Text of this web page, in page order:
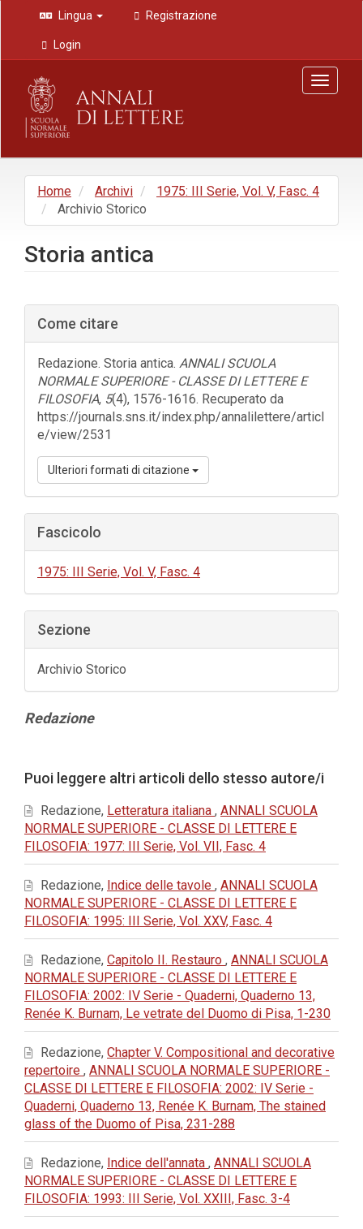
Navigazione
principale
Contenuto
principale
Barra
laterale
Lingua Registrazione
Login
Toggle
Home Archivi
1975: III Serie, Vol. V, Fasc. 4
Archivio Storico
Storia antica
Barra
laterale
dell'articolo
Come citare
Redazione. Storia antica. ANNALI SCUOLA
NORMALE SUPERIORE - CLASSE DI LETTERE E
FILOSOFIA, 5(4), 1576-1616. Recuperato da
https://journals.sns.it/index.php/annalilettere/articl
e/view/2531
Ulteriori formati di citazione
Fascicolo
1975: III Serie, Vol. V, Fasc. 4
Sezione
Archivio Storico
Contenuto
Redazione
dell'articolo
Puoi leggere altri articoli dello stesso autore/i
Redazione, Letteratura italiana , ANNALI SCUOLA
NORMALE SUPERIORE - CLASSE DI LETTERE E
FILOSOFIA: 1977: III Serie, Vol. VII, Fasc. 4
Redazione, Indice delle tavole , ANNALI SCUOLA
NORMALE SUPERIORE - CLASSE DI LETTERE E
FILOSOFIA: 1995: III Serie, Vol. XXV, Fasc. 4
Redazione, Capitolo II. Restauro , ANNALI SCUOLA
NORMALE SUPERIORE - CLASSE DI LETTERE E
FILOSOFIA: 2002: IV Serie - Quaderni, Quaderno 13,
Renée K. Burnam, Le vetrate del Duomo di Pisa, 1-230
Redazione, Chapter V. Compositional and decorative
repertoire , ANNALI SCUOLA NORMALE SUPERIORE -
CLASSE DI LETTERE E FILOSOFIA: 2002: IV Serie -
Quaderni, Quaderno 13, Renée K. Burnam, The stained
glass of the Duomo of Pisa, 231-288
Redazione, Indice dell'annata , ANNALI SCUOLA
NORMALE SUPERIORE - CLASSE DI LETTERE E
FILOSOFIA: 1993: III Serie, Vol. XXIII, Fasc. 3-4